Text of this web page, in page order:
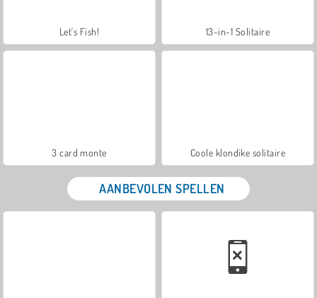
Let's Fish! 13-in-1 Solitaire
3 card monte Coole klondike solitaire
AANBEVOLEN SPELLEN